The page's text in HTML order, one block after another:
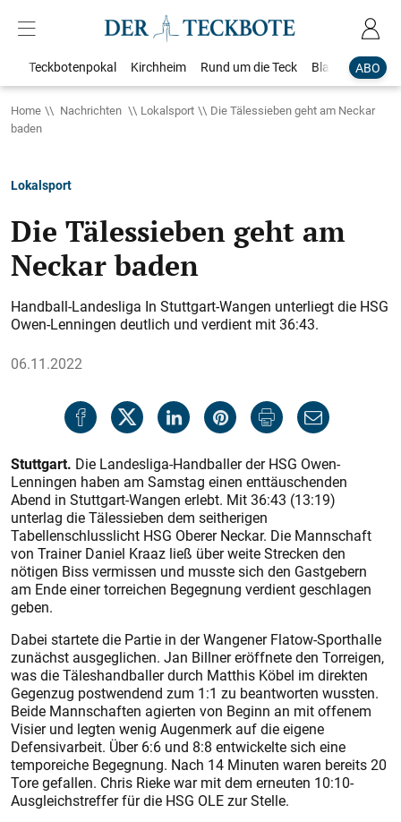
ABO
Teckbotenpokal Kirchheim Rund um die Teck Blaulicht
Home Nachrichten Lokalsport
Die Tälessieben geht am Neckar
baden
Lokalsport
Die Tälessieben geht am
Neckar baden
Handball-Landesliga In Stuttgart-Wangen unterliegt die HSG
Owen-Lenningen deutlich und verdient mit 36:43.
06.11.2022
Stuttgart. Die Landesliga-Handballer der HSG Owen-
Lenningen haben am Samstag einen enttäuschenden
Abend in Stuttgart-Wangen erlebt. Mit 36:43 (13:19)
unterlag die Tälessieben dem seitherigen
Tabellenschlusslicht HSG Oberer Neckar. Die Mannschaft
von Trainer Daniel Kraaz ließ über weite Strecken den
nötigen Biss vermissen und musste sich den Gastgebern
am Ende einer torreichen Begegnung verdient geschlagen
geben.
Dabei startete die Partie in der Wangener Flatow-Sporthalle
zunächst ausgeglichen. Jan Billner eröffnete den Torreigen,
was die Täleshandballer durch Matthis Köbel im direkten
Gegenzug postwendend zum 1:1 zu beantworten wussten.
Beide Mannschaften agierten von Beginn an mit offenem
Visier und legten wenig Augenmerk auf die eigene
Defensivarbeit. Über 6:6 und 8:8 entwickelte sich eine
temporeiche Begegnung. Nach 14 Minuten waren bereits 20
Tore gefallen. Chris Rieke war mit dem erneuten 10:10-
Ausgleichstreffer für die HSG OLE zur Stelle.